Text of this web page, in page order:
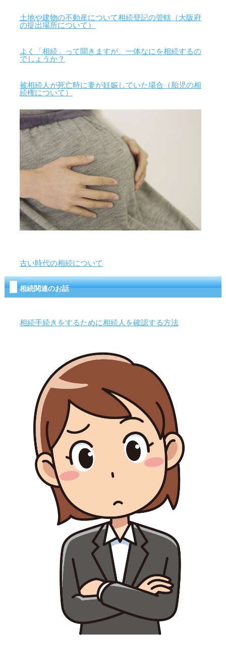
土地や建物の不動産について相続登記の管轄（大阪府
の提出場所について）
よく「相続」って聞きますが、一体なにを相続するの
でしょうか？
被相続人が死亡時に妻が妊娠していた場合（胎児の相
続権について）
古い時代の相続について
相続関連のお話
相続手続きをするために相続人を確認する方法